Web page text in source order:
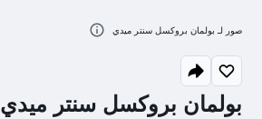
بولمان بروكسل سنتر ميدي
صور لـ بولمان بروكسل سنتر ميدي